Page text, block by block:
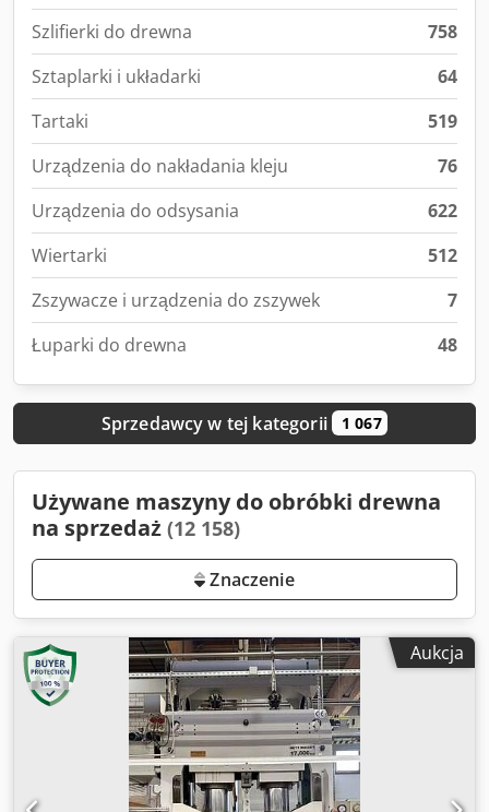
Szlifierki do drewna
758
Sztaplarki i układarki
64
Tartaki
519
Urządzenia do nakładania kleju
76
Urządzenia do odsysania
622
Wiertarki
512
Zszywacze i urządzenia do zszywek
7
Łuparki do drewna
48
Sprzedawcy w tej kategorii 1 067
Używane maszyny do obróbki drewna
na sprzedaż (12 158)
Znaczenie
Aukcja